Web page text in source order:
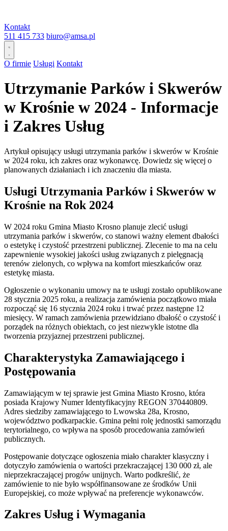
Kontakt
511 415 733 biuro@amsa.pl
O firmie Usługi Kontakt
Utrzymanie Parków i Skwerów
w Krośnie w 2024 - Informacje
i Zakres Usług
Artykuł opisujący usługi utrzymania parków i skwerów w Krośnie
w 2024 roku, ich zakres oraz wykonawcę. Dowiedz się więcej o
planowanych działaniach i ich znaczeniu dla miasta.
Usługi Utrzymania Parków i Skwerów w
Krośnie na Rok 2024
W 2024 roku Gmina Miasto Krosno planuje zlecić usługi
utrzymania parków i skwerów, co stanowi ważny element dbałości
o estetykę i czystość przestrzeni publicznej. Zlecenie to ma na celu
zapewnienie wysokiej jakości usług związanych z pielęgnacją
terenów zielonych, co wpływa na komfort mieszkańców oraz
estetykę miasta.
Ogłoszenie o wykonaniu umowy na te usługi zostało opublikowane
28 stycznia 2025 roku, a realizacja zamówienia początkowo miała
rozpocząć się 16 stycznia 2024 roku i trwać przez następne 12
miesięcy. W ramach zamówienia przewidziano dbałość o czystość i
porządek na różnych obiektach, co jest niezwykle istotne dla
tworzenia przyjaznej przestrzeni publicznej.
Charakterystyka Zamawiającego i
Postępowania
Zamawiającym w tej sprawie jest Gmina Miasto Krosno, która
posiada Krajowy Numer Identyfikacyjny REGON 370440809.
Adres siedziby zamawiającego to Lwowska 28a, Krosno,
województwo podkarpackie. Gmina pełni rolę jednostki samorządu
terytorialnego, co wpływa na sposób procedowania zamówień
publicznych.
Postępowanie dotyczące ogłoszenia miało charakter klasyczny i
dotyczyło zamówienia o wartości przekraczającej 130 000 zł, ale
nieprzekraczającej progów unijnych. Warto podkreślić, że
zamówienie to nie było współfinansowane ze środków Unii
Europejskiej, co może wpływać na preferencje wykonawców.
Zakres Usług i Wymagania